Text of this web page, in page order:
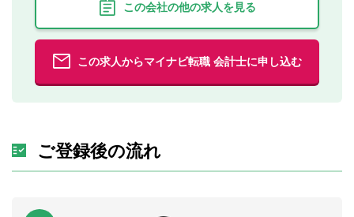
この会社の他の求人を見る
この求人からマイナビ転職 会計士に申し込む
ご登録後の流れ